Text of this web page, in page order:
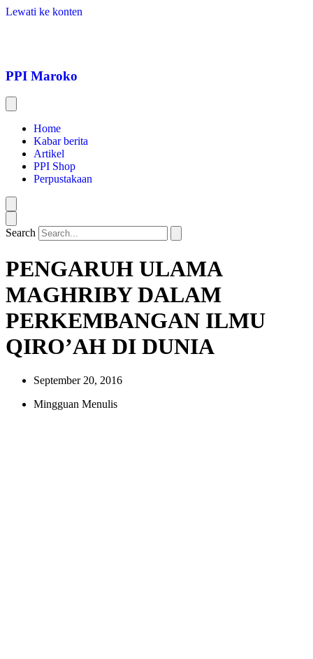
Lewati ke konten
PPI Maroko
Home
Kabar berita
Artikel
PPI Shop
Perpustakaan
Search
PENGARUH ULAMA
MAGHRIBY DALAM
PERKEMBANGAN ILMU
QIRO’AH DI DUNIA
September 20, 2016
Mingguan Menulis